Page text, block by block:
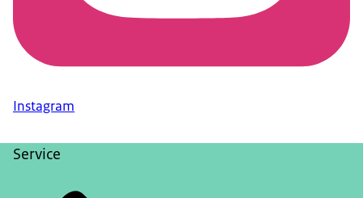
Instagram
Service